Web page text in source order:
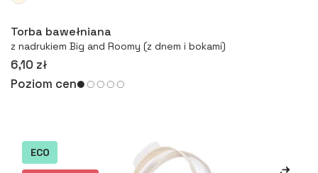
Torba bawełniana
z nadrukiem Big and Roomy (z dnem i bokami)
6,10 zł
Poziom cen
ECO